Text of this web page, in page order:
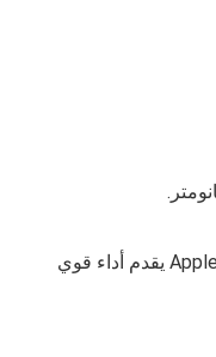
معالج رسومي Apple GPU 6-core graphics يقدم أداء قوي